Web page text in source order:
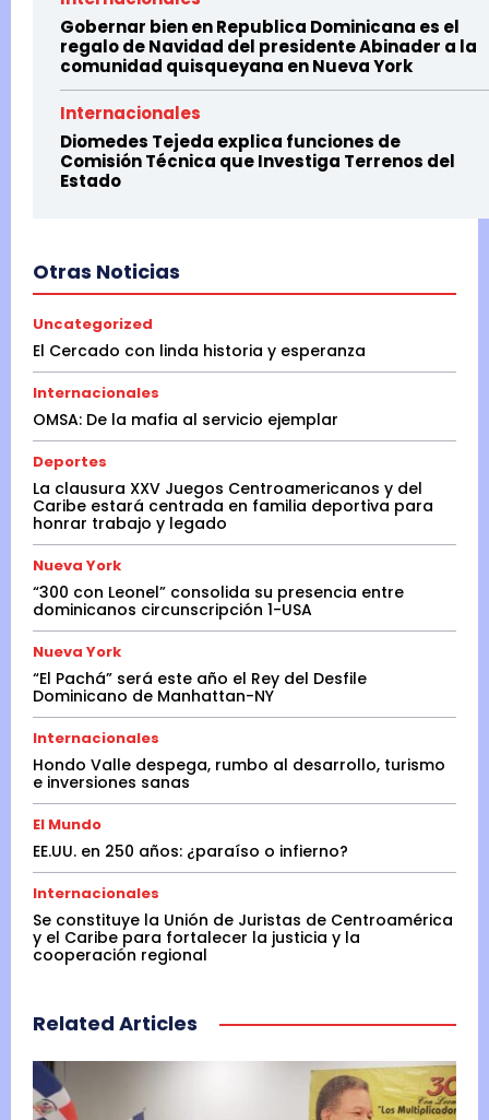
Gobernar bien en Republica Dominicana es el
regalo de Navidad del presidente Abinader a la
comunidad quisqueyana en Nueva York
Internacionales
Diomedes Tejeda explica funciones de
Comisión Técnica que Investiga Terrenos del
Estado
Otras Noticias
Uncategorized
El Cercado con linda historia y esperanza
Internacionales
OMSA: De la mafia al servicio ejemplar
Deportes
La clausura XXV Juegos Centroamericanos y del
Caribe estará centrada en familia deportiva para
honrar trabajo y legado
Nueva York
“300 con Leonel” consolida su presencia entre
dominicanos circunscripción 1-USA
Nueva York
“El Pachá” será este año el Rey del Desfile
Dominicano de Manhattan-NY
Internacionales
Hondo Valle despega, rumbo al desarrollo, turismo
e inversiones sanas
El Mundo
EE.UU. en 250 años: ¿paraíso o infierno?
Internacionales
Se constituye la Unión de Juristas de Centroamérica
y el Caribe para fortalecer la justicia y la
cooperación regional
Related Articles